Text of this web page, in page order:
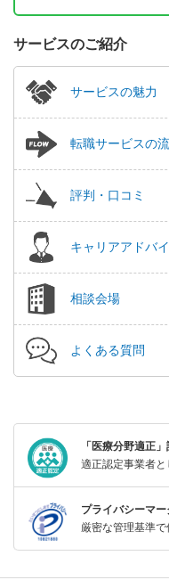
サービスのご紹介
サービスの魅力
転職サービスの
評判・口コミ
キャリアアドバ
相談会場
よくある質問
「医療分野適正
適正認定事業者と
プライバシーマ
厳密な管理基準で